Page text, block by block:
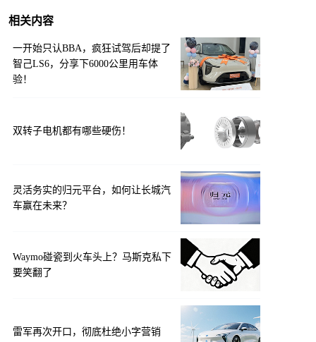
相关内容
一开始只认BBA，疯狂试驾后却提了
智己LS6，分享下6000公里用车体
验！
双转子电机都有哪些硬伤！
灵活务实的归元平台，如何让长城汽
车赢在未来？
Waymo碰瓷到火车头上？马斯克私下
要笑翻了
雷军再次开口，彻底杜绝小字营销